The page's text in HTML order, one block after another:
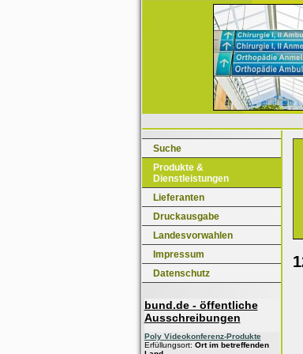
Suche
Produkte &
Dienstleistungen
Lieferanten
Druckausgabe
Landesvorwahlen
Impressum
Datenschutz
bund.de - öffentliche
Ausschreibungen
Poly Videokonferenz-Produkte
Erfüllungsort: Ort im betreffenden